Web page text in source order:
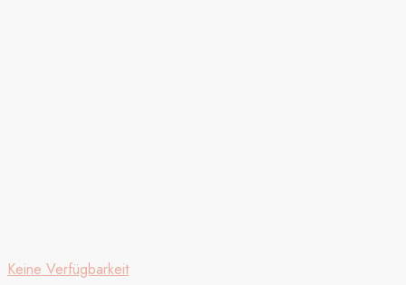
Keine Verfügbarkeit